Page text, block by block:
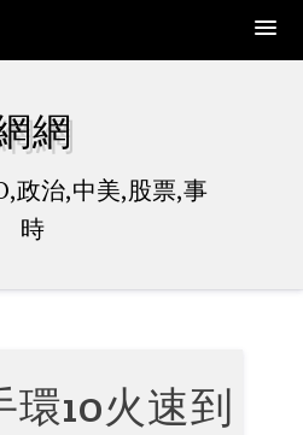
網
政治,中美,股票,事
時
環10火速到